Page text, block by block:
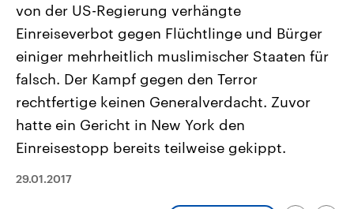
Landtagswahl Sachsen-Anhalt
2026
Alle Informationen
Sachsen-Anhalt wählt am 6.
September 2026 einen neuen
Landtag. Seit 2021 wird das
Bundesland von einer Koalition aus
CDU, SPD und FDP regiert.-
Umfragen, Prognosen,
Wahlprogramme, aktuelle Berichte
und Hintergründe zu den Parteien
Wahl.
USA
Aktuelle Beiträge,
Hintergründe
Wirtschaftlich und
gehören die Vereinigten
den mächtigsten Ländern
mit großem Einfluss auf
Sendungen Programm Podcasts
von der US-Regierung verhängte
Einreiseverbot gegen Flüchtlinge und Bürger
einiger mehrheitlich muslimischer Staaten für
falsch. Der Kampf gegen den Terror
rechtfertige keinen Generalverdacht. Zuvor
hatte ein Gericht in New York den
Einreisestopp bereits teilweise gekippt.
29.01.2017